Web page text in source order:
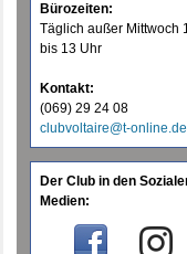
Bürozeiten:
Täglich außer Mittwoch
bis 13 Uhr
Kontakt:
(069) 29 24 08
clubvoltaire@t-online.de
Der Club in den
Medien: